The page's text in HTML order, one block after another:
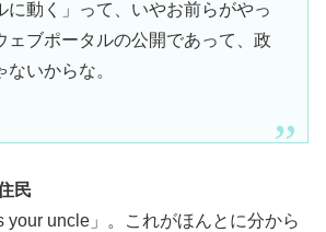
に動く」って、いやお前らがやっ
ェブポータルの公開であって、政
いからな。
民
your uncle」。これがほんとに分から